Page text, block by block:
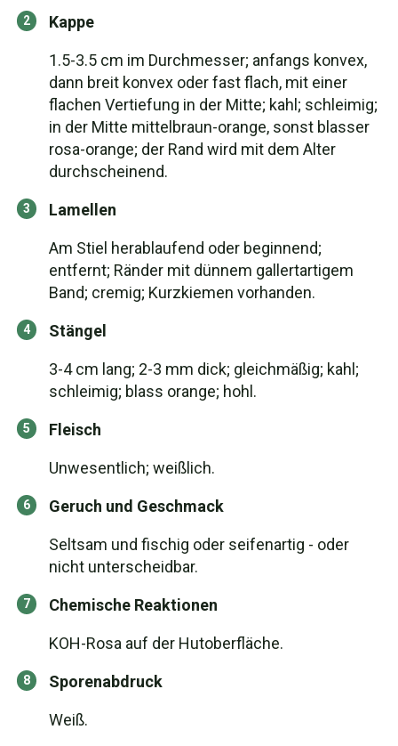
Kappe
1.5-3.5 cm im Durchmesser; anfangs konvex,
dann breit konvex oder fast flach, mit einer
flachen Vertiefung in der Mitte; kahl; schleimig;
in der Mitte mittelbraun-orange, sonst blasser
rosa-orange; der Rand wird mit dem Alter
durchscheinend.
Lamellen
Am Stiel herablaufend oder beginnend;
entfernt; Ränder mit dünnem gallertartigem
Band; cremig; Kurzkiemen vorhanden.
Stängel
3-4 cm lang; 2-3 mm dick; gleichmäßig; kahl;
schleimig; blass orange; hohl.
Fleisch
Unwesentlich; weißlich.
Geruch und Geschmack
Seltsam und fischig oder seifenartig - oder
nicht unterscheidbar.
Chemische Reaktionen
KOH-Rosa auf der Hutoberfläche.
Sporenabdruck
Weiß.